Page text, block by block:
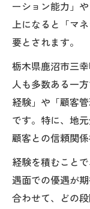
ーション能力」
上になると「マ
要とされます。
栃木県鹿沼市三
人も多数ある一
経験」や「顧客
です。特に、地
顧客との信頼関
経験を積むこと
遇面での優遇が
合わせて、どの